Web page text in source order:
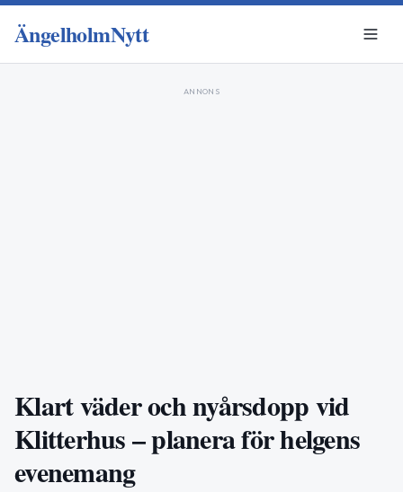
ÄngelholmNytt
ANNONS
Klart väder och nyårsdopp vid
Klitterhus – planera för helgens
evenemang